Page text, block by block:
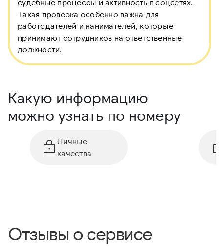
судебные процессы и активность в соцсетях.
Такая проверка особенно важна для
работодателей и нанимателей, которые
принимают сотрудников на ответственные
должности.
Какую информацию
можно узнать по номеру
Личные
качества
Отзывы о сервисе